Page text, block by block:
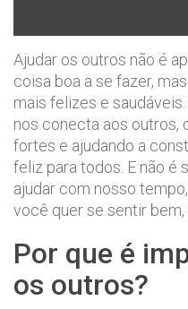
Ajudar os outros não é
coisa boa a se fazer,
mais felizes e
nos conecta aos outros,
fortes e ajudando a
feliz para todos. E não é
ajudar com nosso
você quer se sentir
Por que é
os outros?